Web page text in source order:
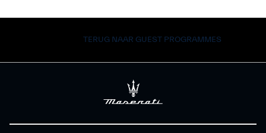
TERUG NAAR GUEST PROGRAMMES